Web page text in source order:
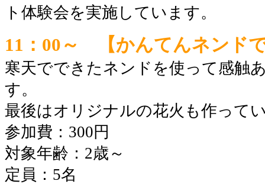
ト体験会を実施しています。
11：00～ 【かんてんネンド
寒天でできたネンドを使って感触
す。
最後はオリジナルの花火も作って
参加費：300円
対象年齢：2歳～
定員：5名